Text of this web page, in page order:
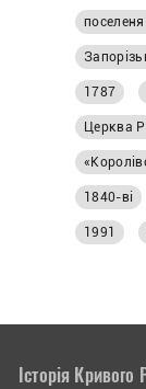
— на
1787
Церква
1840-ві
1991
Історія Кривого